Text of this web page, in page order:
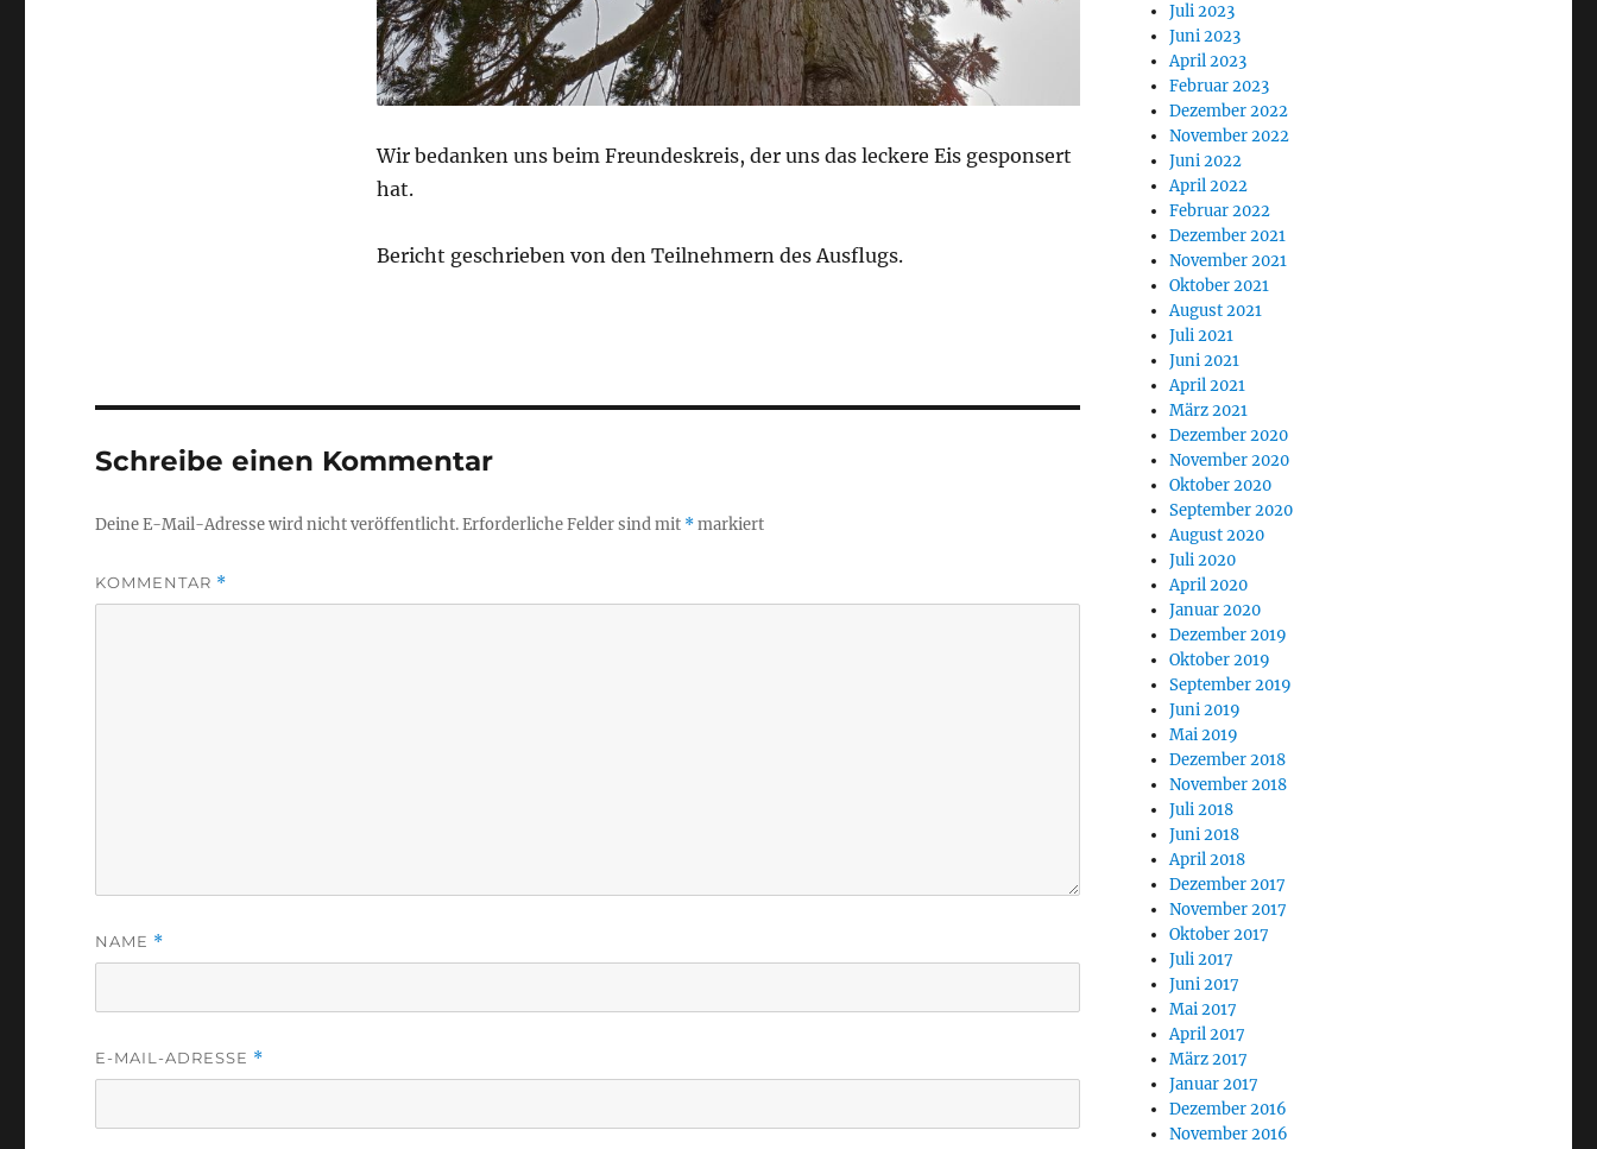
Wir bedanken uns beim Freundeskreis, der uns das leckere Eis gesponsert
hat.
Bericht geschrieben von den Teilnehmern des Ausflugs.
Schreibe einen Kommentar
Deine E-Mail-Adresse wird nicht veröffentlicht.Erforderliche Felder sind mit *markiert
KOMMENTAR *
NAME *
E-MAIL-ADRESSE *
Juli 2023
Juni 2023
April 2023
Februar 2023
Dezember 2022
November 2022
Juni 2022
April 2022
Februar 2022
Dezember 2021
November 2021
Oktober 2021
August 2021
Juli 2021
Juni 2021
April 2021
März 2021
Dezember 2020
November 2020
Oktober 2020
September 2020
August 2020
Juli 2020
April 2020
Januar 2020
Dezember 2019
Oktober 2019
September 2019
Juni 2019
Mai 2019
Dezember 2018
November 2018
Juli 2018
Juni 2018
April 2018
Dezember 2017
November 2017
Oktober 2017
Juli 2017
Juni 2017
Mai 2017
April 2017
März 2017
Januar 2017
Dezember 2016
November 2016